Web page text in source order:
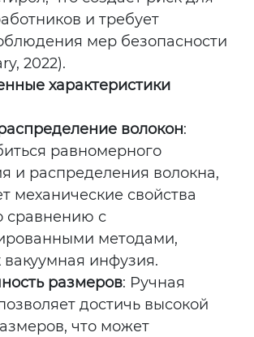
и требует
мер безопасности
2022).
характеристики
волокон:
равномерного
и распределения волокна,
механические свойства
сравнению с
методами,
вакуумная инфузия.
размеров: Ручная
достичь высокой
что может